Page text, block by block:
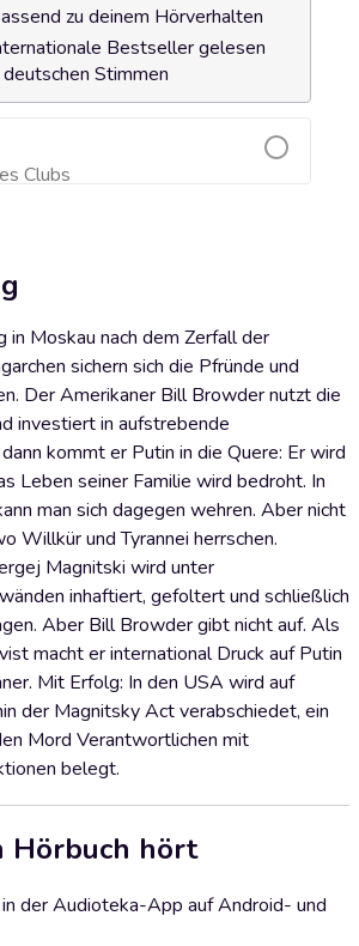
zu deinem Hörverhalten
Bestseller gelesen
Stimmen
Clubs
Warenkorb hinzufügen
in Moskau nach dem Zerfall der
sichern sich die Pfründe und
Der Amerikaner Bill Browder nutzt die
investiert in aufstrebende
kommt er Putin in die Quere: Er wird
Leben seiner Familie wird bedroht. In
man sich dagegen wehren. Aber nicht
Willkür und Tyrannei herrschen.
Magnitski wird unter
inhaftiert, gefoltert und schließlich
Aber Bill Browder gibt nicht auf. Als
macht er international Druck auf Putin
Mit Erfolg: In den USA wird auf
der Magnitsky Act verabschiedet, ein
Mord Verantwortlichen mit
belegt.
Hörbuch hört
der Audioteka-App auf Android- und